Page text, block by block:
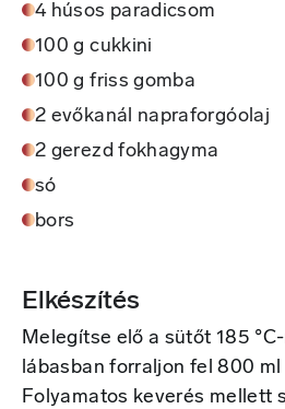
4 húsos paradicsom
100 g cukkini
100 g friss gomba
2 evőkanál napraforgóolaj
2 gerezd fokhagyma
só
bors
Elkészítés
Melegítse elő a sütőt 185
lábasban forraljon fel 800
Folyamatos keverés mellett